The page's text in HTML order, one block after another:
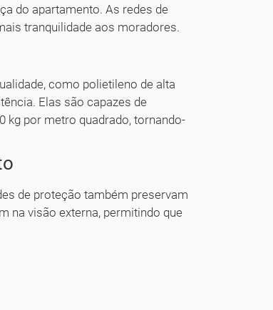
do apartamento. As redes de
tranquilidade aos moradores.
como polietileno de alta
Elas são capazes de
kg por metro quadrado, tornando-
de proteção também preservam
na visão externa, permitindo que